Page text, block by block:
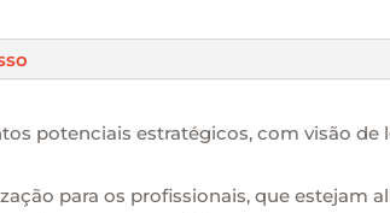
potenciais estratégicos, com visão
para os profissionais, que estejam